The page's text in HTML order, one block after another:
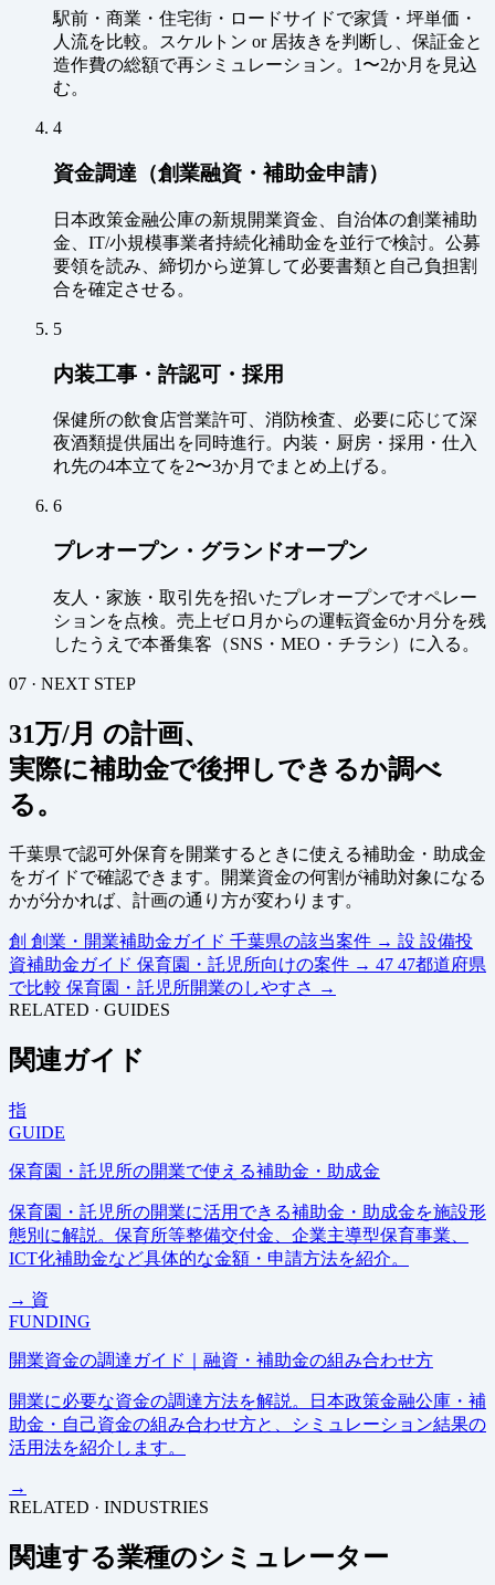
駅前・商業・住宅街・ロードサイドで家賃・坪単価・
人流を比較。スケルトン or 居抜きを判断し、保証金と
造作費の総額で再シミュレーション。1〜2か月を見込
む。
4
資金調達（創業融資・補助金申請）
日本政策金融公庫の新規開業資金、自治体の創業補助
金、IT/小規模事業者持続化補助金を並行で検討。公募
要領を読み、締切から逆算して必要書類と自己負担割
合を確定させる。
5
内装工事・許認可・採用
保健所の飲食店営業許可、消防検査、必要に応じて深
夜酒類提供届出を同時進行。内装・厨房・採用・仕入
れ先の4本立てを2〜3か月でまとめ上げる。
6
プレオープン・グランドオープン
友人・家族・取引先を招いたプレオープンでオペレー
ションを点検。売上ゼロ月からの運転資金6か月分を残
したうえで本番集客（SNS・MEO・チラシ）に入る。
07 · NEXT STEP
31万/月 の計画、
実際に補助金で後押しできるか調べ
る。
千葉県で認可外保育を開業するときに使える補助金・助成金
をガイドで確認できます。開業資金の何割が補助対象になる
かが分かれば、計画の通り方が変わります。
創 創業・開業補助金ガイド 千葉県の該当案件 → 設 設備投
資補助金ガイド 保育園・託児所向けの案件 → 47 47都道府県
で比較 保育園・託児所開業のしやすさ →
RELATED · GUIDES
関連ガイド
指
GUIDE
保育園・託児所の開業で使える補助金・助成金
保育園・託児所の開業に活用できる補助金・助成金を施設形
態別に解説。保育所等整備交付金、企業主導型保育事業、
ICT化補助金など具体的な金額・申請方法を紹介。
→ 資
FUNDING
開業資金の調達ガイド｜融資・補助金の組み合わせ方
開業に必要な資金の調達方法を解説。日本政策金融公庫・補
助金・自己資金の組み合わせ方と、シミュレーション結果の
活用法を紹介します。
→
RELATED · INDUSTRIES
関連する業種のシミュレーター